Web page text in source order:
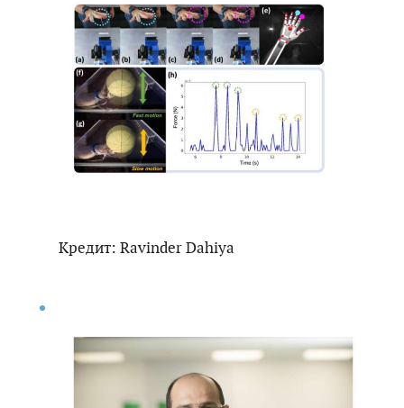
Кредит: Ravinder Dahiya